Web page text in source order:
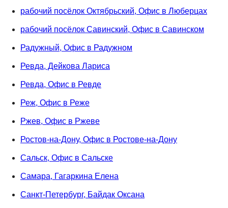
рабочий посёлок Октябрьский, Офис в Люберцах
рабочий посёлок Савинский, Офис в Савинском
Радужный, Офис в Радужном
Ревда, Дейкова Лариса
Ревда, Офис в Ревде
Реж, Офис в Реже
Ржев, Офис в Ржеве
Ростов-на-Дону, Офис в Ростове-на-Дону
Сальск, Офис в Сальске
Самара, Гагаркина Елена
Санкт-Петербург, Байдак Оксана